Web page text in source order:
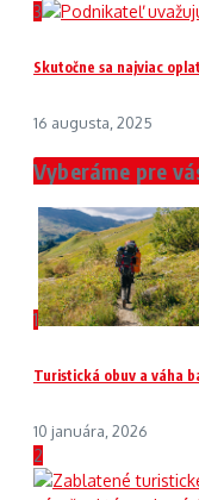
3
Skutočne sa najviac
16 augusta, 2025
Vyberáme pre
1
Turistická obuv a váha
10 januára, 2026
2